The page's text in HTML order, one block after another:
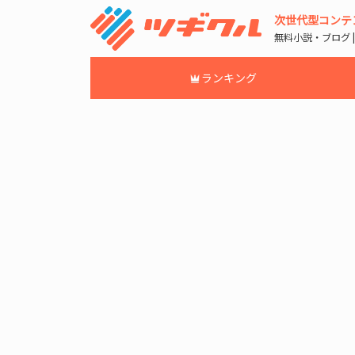
次世代型コン
無料小説・ブログ
ランキング